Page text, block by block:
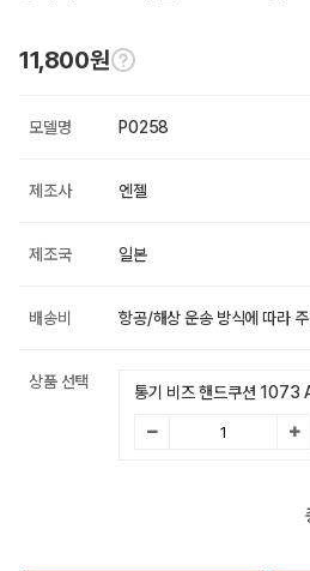
11,800원
모델명 P0258
제조사 엔젤
제조국 일본
배송비 항공/해상 운송 방식에 따라
상품 선택
통기 비즈 핸드쿠션 1073